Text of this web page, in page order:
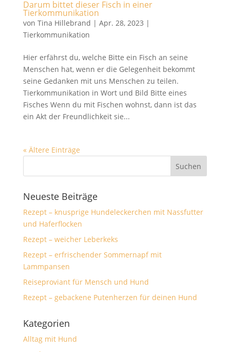
Darum bittet dieser Fisch in einer
Tierkommunikation
von Tina Hillebrand | Apr. 28, 2023 |
Tierkommunikation
Hier erfährst du, welche Bitte ein Fisch an seine
Menschen hat, wenn er die Gelegenheit bekommt
seine Gedanken mit uns Menschen zu teilen.
Tierkommunikation in Wort und Bild Bitte eines
Fisches Wenn du mit Fischen wohnst, dann ist das
ein Akt der Freundlichkeit sie...
« Ältere Einträge
Neueste Beiträge
Rezept – knusprige Hundeleckerchen mit Nassfutter
und Haferflocken
Rezept – weicher Leberkeks
Rezept – erfrischender Sommernapf mit
Lammpansen
Reiseproviant für Mensch und Hund
Rezept – gebackene Putenherzen für deinen Hund
Kategorien
Alltag mit Hund